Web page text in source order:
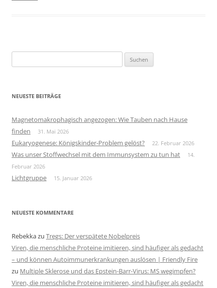
nach:
NEUESTE BEITRÄGE
Magnetomakrophagisch angezogen: Wie Tauben nach Hause
finden
31. Mai 2026
Eukaryogenese: Königskinder-Problem gelöst? 22. Februar 2026
Was unser Stoffwechsel mit dem Immunsystem zu tun hat
14.
Februar 2026
Lichtgruppe 15. Januar 2026
NEUESTE KOMMENTARE
Rebekkazu Tregs: Der verspätete Nobelpreis
Viren, die menschliche Proteine imitieren, sind häufiger als gedacht
– und können Autoimmunerkrankungen auslösen | Friendly Fire
zu Multiple Sklerose und das Epstein-Barr-Virus: MS wegimpfen?
Viren, die menschliche Proteine imitieren, sind häufiger als gedacht